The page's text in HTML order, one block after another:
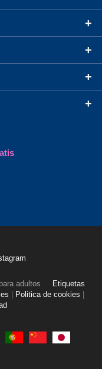
+
+
+
+
adultos
Etiquetas
Politica de cookies